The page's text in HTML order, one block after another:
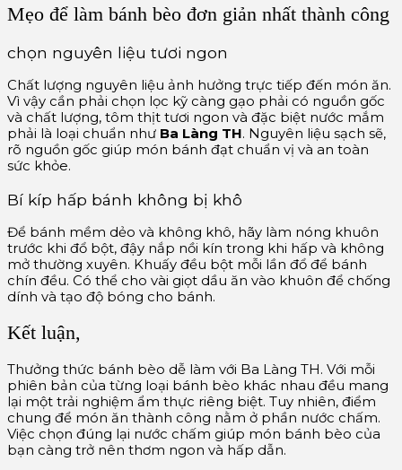
Mẹo để làm bánh bèo đơn giản nhất thành công
chọn nguyên liệu tươi ngon
Chất lượng nguyên liệu ảnh hưởng trực tiếp đến món ăn.
Vì vậy cần phải chọn lọc kỹ càng gạo phải có nguồn gốc
và chất lượng, tôm thịt tươi ngon và đặc biệt nước mắm
phải là loại chuẩn như Ba Làng TH. Nguyên liệu sạch sẽ,
rõ nguồn gốc giúp món bánh đạt chuẩn vị và an toàn
sức khỏe.
Bí kíp hấp bánh không bị khô
Để bánh mềm dẻo và không khô, hãy làm nóng khuôn
trước khi đổ bột, đậy nắp nồi kín trong khi hấp và không
mở thường xuyên. Khuấy đều bột mỗi lần đổ để bánh
chín đều. Có thể cho vài giọt dầu ăn vào khuôn để chống
dính và tạo độ bóng cho bánh.
Kết luận,
Thưởng thức bánh bèo dễ làm với Ba Làng TH. Với mỗi
phiên bản của từng loại bánh bèo khác nhau đều mang
lại một trải nghiệm ẩm thực riêng biệt. Tuy nhiên, điểm
chung để món ăn thành công nằm ở phần nước chấm.
Việc chọn đúng lại nước chấm giúp món bánh bèo của
bạn càng trở nên thơm ngon và hấp dẫn.